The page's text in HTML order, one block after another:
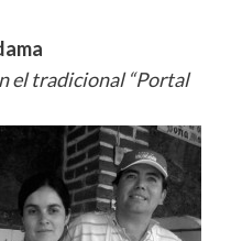
el tradicional “Portal